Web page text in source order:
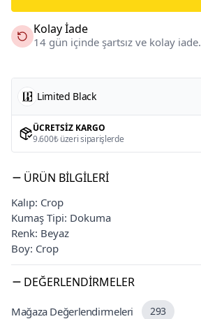
Kolay İade
14 gün içinde şartsız ve kolay iade.
Limited Black
ÜCRETSIZ KARGO
9.600₺ üzeri siparişlerde
ÜRÜN BILGILERI
Kalıp: Crop
Kumaş Tipi: Dokuma
Renk: Beyaz
Boy: Crop
DEĞERLENDIRMELER
Mağaza Değerlendirmeleri 293